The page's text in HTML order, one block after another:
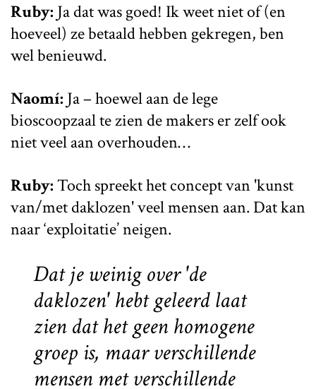
Ruby: Ja dat was goed! Ik weet niet of (en
hoeveel) ze betaald hebben gekregen, ben
wel benieuwd.
Naomí: Ja – hoewel aan de lege
bioscoopzaal te zien de makers er zelf ook
niet veel aan overhouden…
Ruby:Toch spreekt het concept van 'kunst
van/met daklozen' veel mensen aan. Dat kan
naar ‘exploitatie’ neigen.
Dat je weinig over 'de
daklozen' hebt geleerd laat
zien dat het geen homogene
groep is, maar verschillende
mensen met verschillende